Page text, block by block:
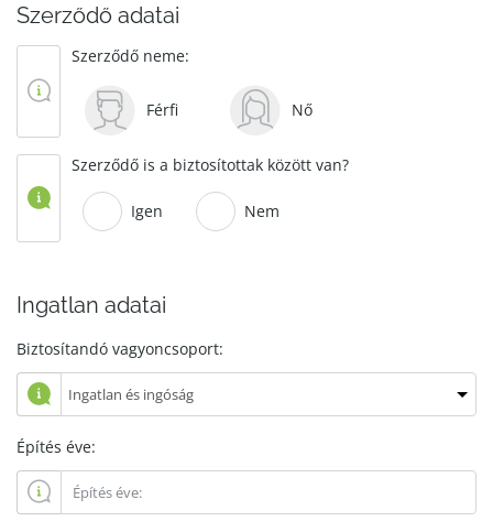
Szerződő adatai
Szerződő neme:
Férfi Nő
Szerződő is a biztosítottak között van?
Igen Nem
Ingatlan adatai
Biztosítandó vagyoncsoport:
Építés éve: